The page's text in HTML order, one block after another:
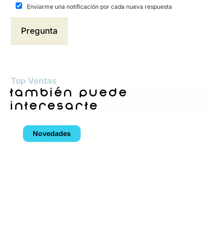
Enviarme una notificación por cada nueva respuesta
Top Ventas
también puede
interesarte
Novedades